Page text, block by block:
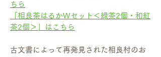
ちら
「相良茶はるかWセット＜緑茶2個・和紅
茶2個＞」はこちら
古文書によって再発見された相良村のお